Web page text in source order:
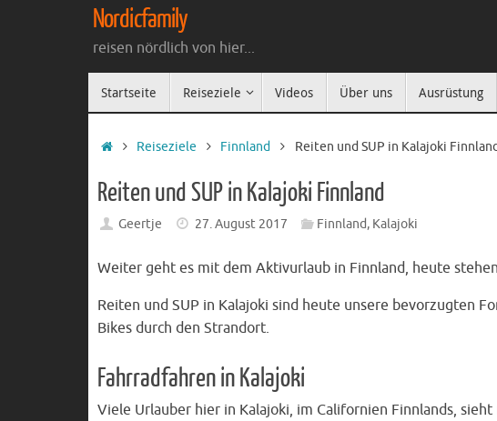
Nordicfamily
reisen nördlich von hier...
Inhalt
Startseite Reiseziele Videos Über uns Ausrüstung
Startseite
Reiseziele Finnland Reiten und SUP in Kalajoki
Reiten und SUP in Kalajoki Finnland
Geertje 27. August 2017 Finnland, Kalajoki
Weiter geht es mit dem Aktivurlaub in Finnland, heute
Reiten und SUP in Kalajoki sind heute unsere bevorzugten
Bikes durch den Strandort.
Fahrradfahren in Kalajoki
Viele Urlauber hier in Kalajoki, im Californien Finnlands,